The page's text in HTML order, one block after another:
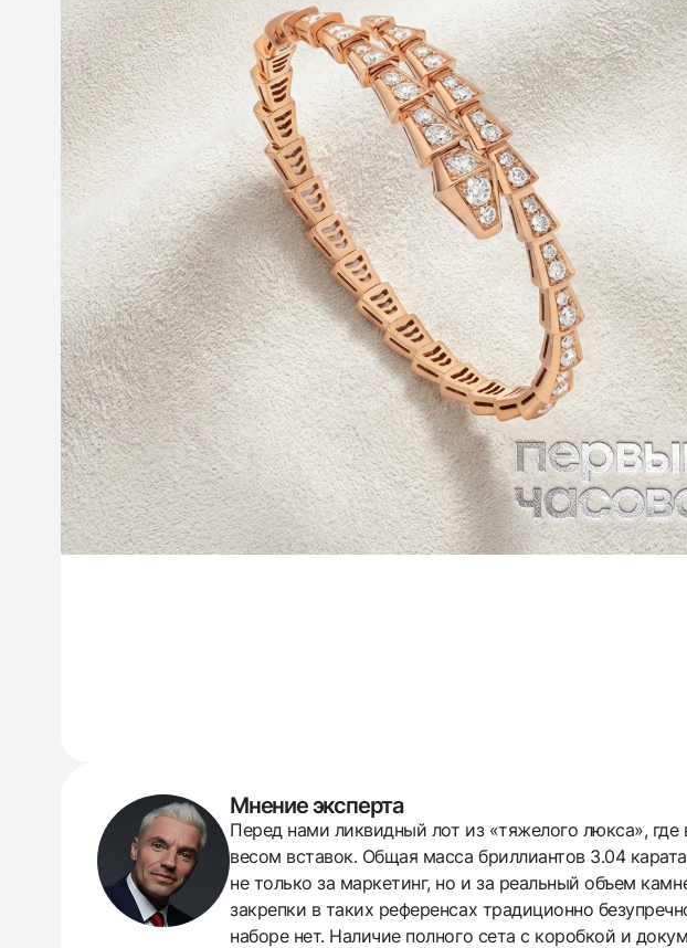
438
285
145
142
205
204
195
150
Мнение эксперта
Перед нами ликвидный лот из «тяжелого люкса»,
весом вставок. Общая масса бриллиантов 3.04
не только за маркетинг, но и за реальный объем
закрепки в таких референсах традиционно
наборе нет. Наличие полного сета с коробкой и